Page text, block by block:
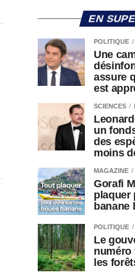
EN
POLITIQUE
Une
assure
est
SCIENCES
un
des
moins
MAGAZINE
Gorafi
plaquer
banane
POLITIQUE
Le
numéro
les